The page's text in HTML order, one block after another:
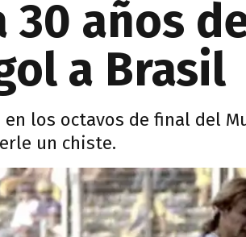
30 años
a Brasil
en los octavos de final del
un chiste.